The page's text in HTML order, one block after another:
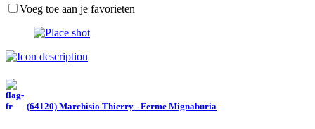
Voeg toe aan je favorieten
(64120) Marchisio Thierry - Ferme Mignaburia